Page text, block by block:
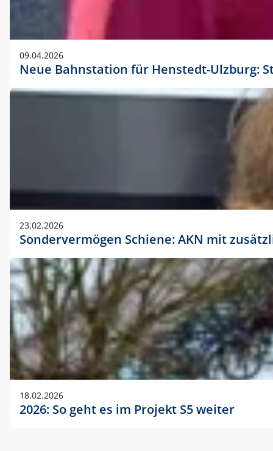
09.04.2026
Neue Bahnstation für Henstedt-Ulzburg:
23.02.2026
Sondervermögen Schiene: AKN mit
18.02.2026
2026: So geht es im Projekt S5 weiter